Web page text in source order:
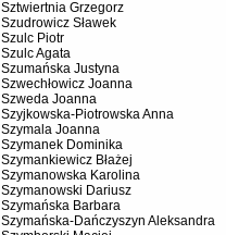
Sztwiertnia Grzegorz
Szudrowicz Sławek
Szulc Piotr
Szulc Agata
Szumańska Justyna
Szwechłowicz Joanna
Szweda Joanna
Szyjkowska-Piotrowska Anna
Szymala Joanna
Szymanek Dominika
Szymankiewicz Błażej
Szymanowska Karolina
Szymanowski Dariusz
Szymańska Barbara
Szymańska-Dańczyszyn Aleksandra